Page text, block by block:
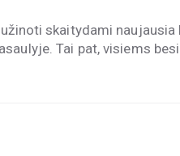
skaitydami naujausia
Tai pat, visiems